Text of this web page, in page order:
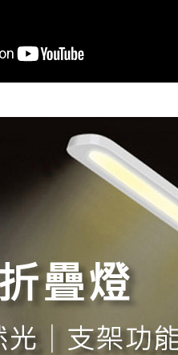
NT$60/
NT$60/
NT$800
外島宅配
NT$100/